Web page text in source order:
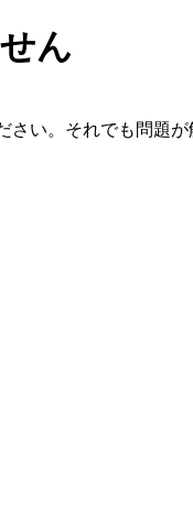
ん
い。それでも問題